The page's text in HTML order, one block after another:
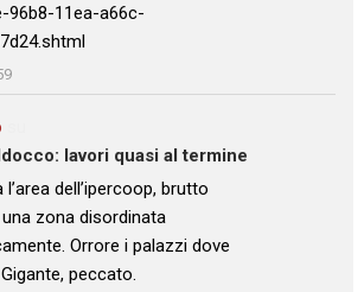
96b8-11ea-a66c-
lavori quasi al termine
l’area dell’ipercoop, brutto
zona disordinata
Orrore i palazzi dove
peccato.